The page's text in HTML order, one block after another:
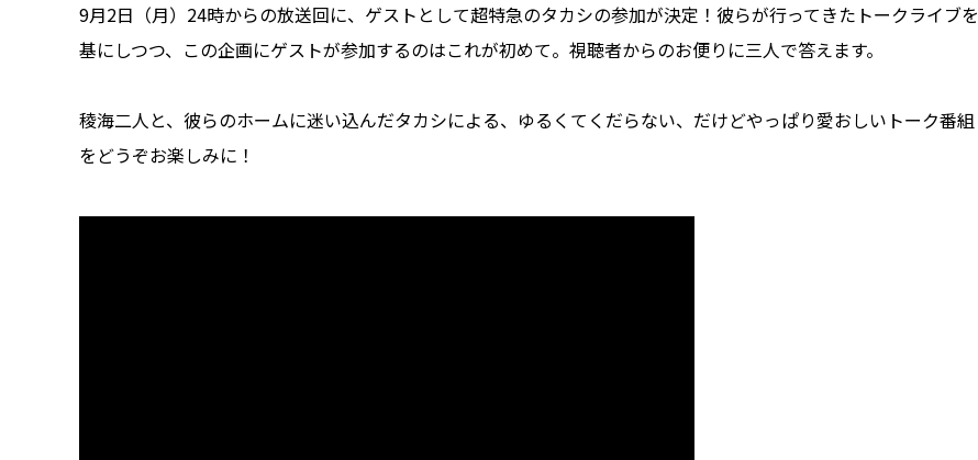
9月2日（月）24時からの放送回に、ゲストとして超特急のタカシの参加が決定！彼らが行ってきたトークライブを
基にしつつ、この企画にゲストが参加するのはこれが初めて。視聴者からのお便りに三人で答えます。
稜海二人と、彼らのホームに迷い込んだタカシによる、ゆるくてくだらない、だけどやっぱり愛おしいトーク番組
をどうぞお楽しみに！